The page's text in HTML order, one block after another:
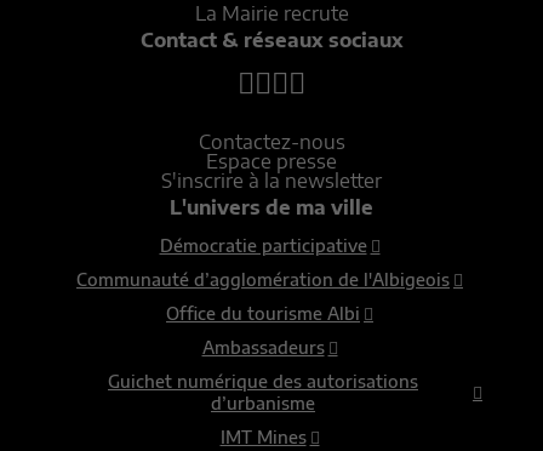
La Mairie recrute
Contact & réseaux sociaux
Contactez-nous
Espace presse
S'inscrire à la newsletter
L'univers de ma ville
Démocratie participative
Communauté d’agglomération de l'Albigeois
Office du tourisme Albi
Ambassadeurs
Guichet numérique des autorisations
d’urbanisme
IMT Mines